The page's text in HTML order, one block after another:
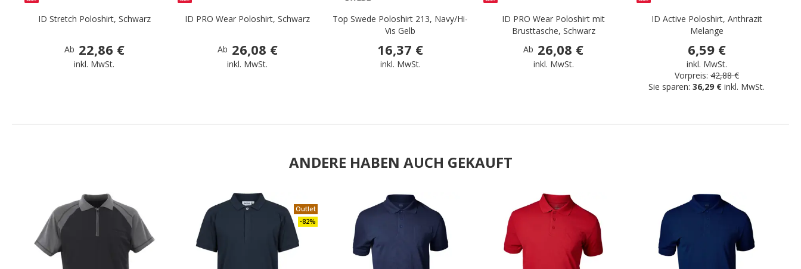
ID Stretch Poloshirt, Schwarz
Ab 22,86 €
inkl. MwSt.
ID PRO Wear Poloshirt, Schwarz
Ab 26,08 €
inkl. MwSt.
Top Swede Poloshirt 213, Navy/Hi-
Vis Gelb
16,37 €
inkl. MwSt.
ID PRO Wear Poloshirt mit
Brusttasche, Schwarz
Ab 26,08 €
inkl. MwSt.
ID Active Poloshirt, Anthrazit
Melange
6,59 €
inkl. MwSt.
Vorpreis: 42,88 €
Sie sparen:36,29 € inkl. MwSt.
ANDERE HABEN AUCH GEKAUFT
Outlet
-82%